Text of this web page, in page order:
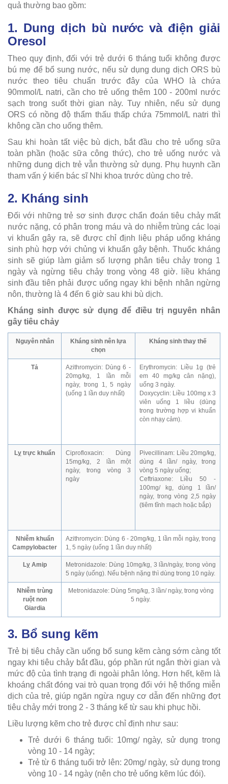
quả thường bao gồm:
1. Dung dịch bù nước và điện giải
Oresol
Theo quy định, đối với trẻ dưới 6 tháng tuổi không được
bú mẹ để bổ sung nước, nếu sử dụng dung dịch ORS bù
nước theo tiêu chuẩn trước đây của WHO là chứa
90mmol/L natri, cần cho trẻ uống thêm 100 - 200ml nước
sạch trong suốt thời gian này. Tuy nhiên, nếu sử dụng
ORS có nồng độ thẩm thấu thấp chứa 75mmol/L natri thì
không cần cho uống thêm.
Sau khi hoàn tất việc bù dịch, bắt đầu cho trẻ uống sữa
toàn phần (hoặc sữa công thức), cho trẻ uống nước và
những dung dịch trẻ vẫn thường sử dụng. Phụ huynh cần
tham vấn ý kiến bác sĩ Nhi khoa trước dùng cho trẻ.
2. Kháng sinh
Đối với những trẻ sơ sinh được chẩn đoán tiêu chảy mất
nước nặng, có phân trong máu và do nhiễm trùng các loại
vi khuẩn gây ra, sẽ được chỉ định liệu pháp uống kháng
sinh phù hợp với chủng vi khuẩn gây bệnh. Thuốc kháng
sinh sẽ giúp làm giảm số lượng phân tiêu chảy trong 1
ngày và ngừng tiêu chảy trong vòng 48 giờ. liều kháng
sinh đầu tiên phải được uống ngay khi bệnh nhân ngừng
nôn, thường là 4 đến 6 giờ sau khi bù dịch.
Kháng sinh được sử dụng để điều trị nguyên nhân
gây tiêu chảy
Nguyên nhân
Kháng sinh nên lựa
chọn
Kháng sinh thay thế
Tả
Azithromycin: Dùng 6 -
20mg/kg, 1 lần mỗi
ngày, trong 1, 5 ngày
(uống 1 lần duy nhất)
Erythromycin: Liều 1g (trẻ
em 40 mg/kg cân nặng),
uống 3 ngày.
Doxycyclin: Liều 100mg x 3
viên uống 1 liều (dùng
trong trường hợp vi khuẩn
còn nhạy cảm).
Lỵ trực khuẩn
Ciprofloxacin: Dùng
15mg/kg, 2 lần một
ngày, trong vòng 3
ngày
Pivecillinam: Liều 20mg/kg,
dùng 4 lần/ ngày, trong
vòng 5 ngày uống;
Ceftriaxone: Liều 50 -
100mg/ kg, dùng 1 lần/
ngày, trong vòng 2,5 ngày
(tiêm tĩnh mạch hoặc bắp)
Nhiễm khuẩn
Campylobacter
Azithromycin: Dùng 6 - 20mg/kg, 1 lần mỗi ngày, trong
1, 5 ngày (uống 1 lần duy nhất)
Lỵ Amip
Metronidazole: Dùng 10mg/kg, 3 lần/ngày, trong vòng
5 ngày (uống). Nếu bệnh nặng thì dùng trong 10 ngày.
Nhiễm trùng
ruột non
Giardia
Metronidazole: Dùng 5mg/kg, 3 lần/ ngày, trong vòng
5 ngày.
3. Bổ sung kẽm
Trẻ bị tiêu chảy cần uống bổ sung kẽm càng sớm càng tốt
ngay khi tiêu chảy bắt đầu, góp phần rút ngắn thời gian và
mức độ của tình trạng đi ngoài phân lỏng. Hơn hết, kẽm là
khoáng chất đóng vai trò quan trọng đối với hệ thống miễn
dịch của trẻ, giúp ngăn ngừa nguy cơ dẫn đến những đợt
tiêu chảy mới trong 2 - 3 tháng kể từ sau khi phục hồi.
Liều lượng kẽm cho trẻ được chỉ định như sau:
Trẻ dưới 6 tháng tuổi: 10mg/ ngày, sử dụng trong
vòng 10 - 14 ngày;
Trẻ từ 6 tháng tuổi trở lên: 20mg/ ngày, sử dụng trong
vòng 10 - 14 ngày (nên cho trẻ uống kẽm lúc đói).